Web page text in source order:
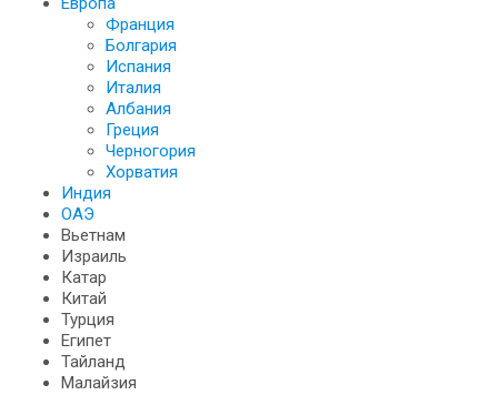
Франция
Болгария
Испания
Италия
Албания
Греция
Черногория
Хорватия
Индия
ОАЭ
Вьетнам
Израиль
Катар
Китай
Турция
Египет
Тайланд
Малайзия